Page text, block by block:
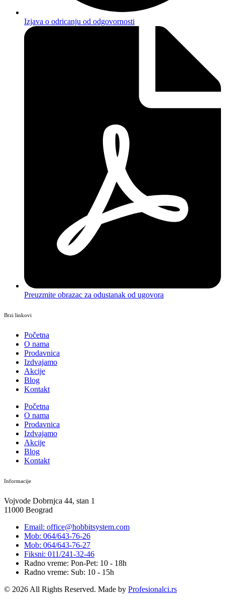
Izjava o odricanju od odgovornosti
Preuzmite obrazac za odustanak od ugovora
Brzi linkovi
Početna
O nama
Prodavnica
Izdvajamo
Akcije
Blog
Kontakt
Početna
O nama
Prodavnica
Izdvajamo
Akcije
Blog
Kontakt
Informacije
Vojvode Dobrnjca 44, stan 1
11000 Beograd
Email: office@hobbitsystem.com
Mob: 064/643-76-26
Mob: 064/643-76-27
Fiksni: 011/241-32-46
Radno vreme: Pon-Pet: 10 - 18h
Radno vreme: Sub: 10 - 15h
© 2026 All Rights Reserved. Made by Profesionalci.rs